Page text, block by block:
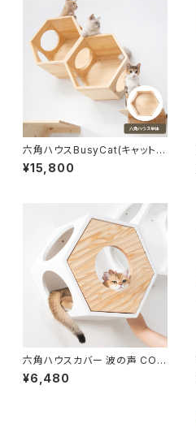
六角ハウスBusyCat(キャットス
テップ)-MYZOO【nekokobo
select】
¥15,800
六角ハウスカバー 波の声 COV
ER WAVE(六角ハウスオプショ
ン)-MYZOO【nekokobo sel
¥6,480